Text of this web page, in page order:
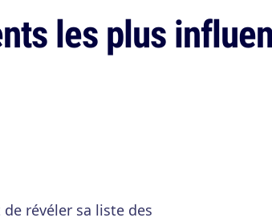
les plus
révéler sa liste des